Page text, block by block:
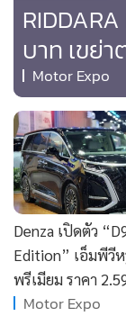
Cyber BIZ
ผู้จัดกวน
Good health &
• Green
• Management &
• MGR Live
• Infographic
• การเมือง
• ท่องเที่ยว
• กีฬา
•
บาท เขย่า
Motor Expo
Denza เปิดตัว
Edition” เอ็มพีวี
พรีเมียม ราคา
Motor Expo